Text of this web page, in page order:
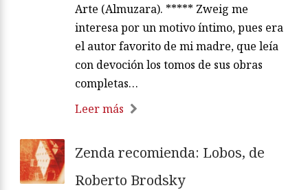
Arte (Almuzara). ***** Zweig me
interesa por un motivo íntimo, pues era
el autor favorito de mi madre, que leía
con devoción los tomos de sus obras
completas…
Leer más
Zenda recomienda: Lobos, de
Roberto Brodsky